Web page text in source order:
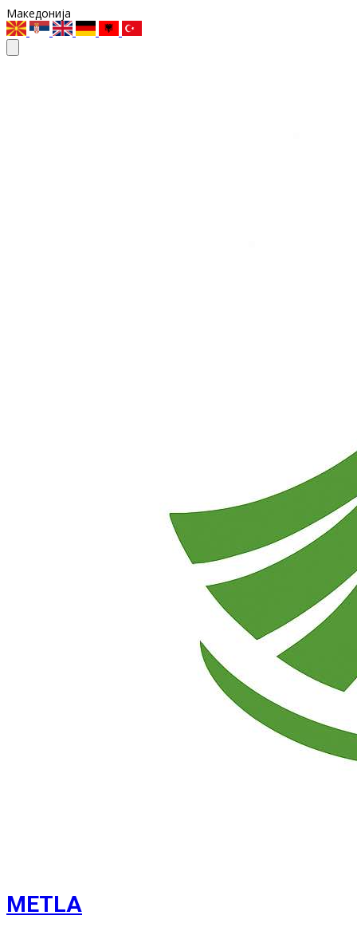
Македонија
METLA